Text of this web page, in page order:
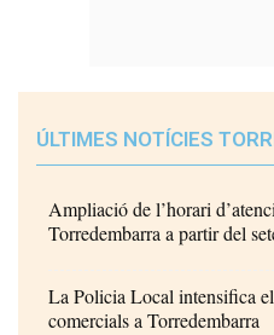
ÚLTIMES NOTÍCIES
Ampliació de l’horari
Torredembarra a partir del
La Policia Local intensifica
comercials a Torredembarra